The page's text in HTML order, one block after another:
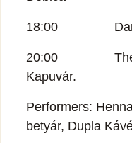
18:00
20:00 The
Kapuvár.
Performers:
betyár, Dupla